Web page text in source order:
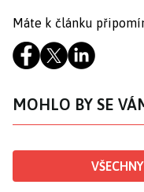
Máte k článku
MOHLO BY SE